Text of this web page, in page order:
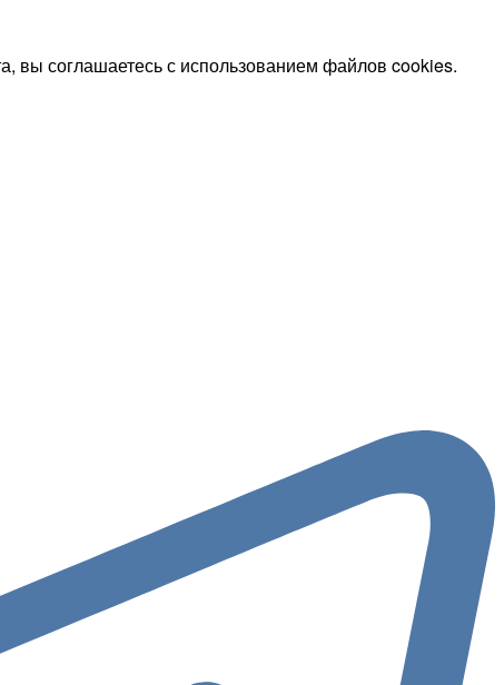
вы соглашаетесь с использованием файлов cookies.